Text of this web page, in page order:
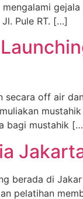
Pule RT. […]
secara off air
bagi mustahik
berada di
pelatihan